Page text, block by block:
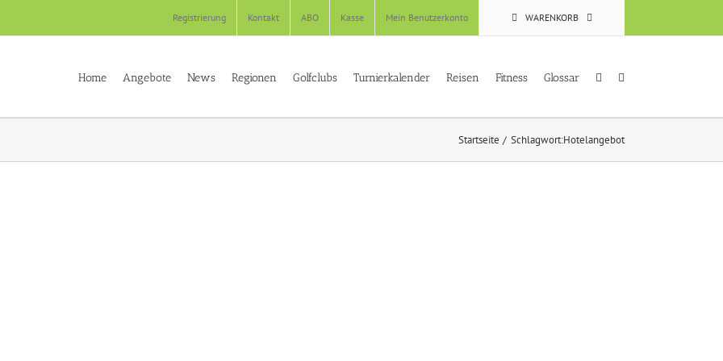
Registrierung Kontakt ABO Kasse Mein Benutzerkonto WARENKORB
Home Angebote News Regionen Golfclubs Turnierkalender Reisen Fitness Glossar
Startseite Schlagwort:Hotelangebot